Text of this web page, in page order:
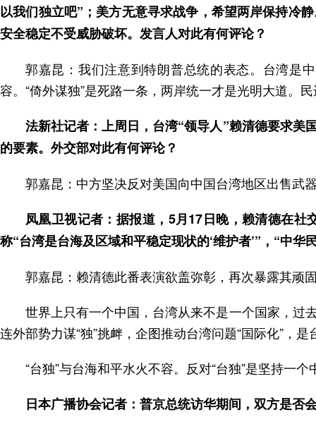
以我们独立吧”；美方无意寻求战争，希望两岸保持冷
安全稳定不受威胁破坏。发言人对此有何评论？
郭嘉昆：我们注意到特朗普总统的表态。台湾是
容。“倚外谋独”是死路一条，两岸统一才是光明大道。
法新社记者：上周日，台湾“领导人”赖清德要求
的要素。外交部对此有何评论？
郭嘉昆：中方坚决反对美国向中国台湾地区出售武
凤凰卫视记者：据报道，5月17日晚，赖清德在
称“台湾是台海及区域和平稳定现状的‘维护者’”，“中
郭嘉昆：赖清德此番表演欲盖弥彰，再次暴露其顽
世界上只有一个中国，台湾从来不是一个国家，过
连外部势力谋“独”挑衅，企图推动台湾问题“国际化”，
“台独”与台海和平水火不容。反对“台独”是坚持一
日本广播协会记者：普京总统访华期间，双方是否